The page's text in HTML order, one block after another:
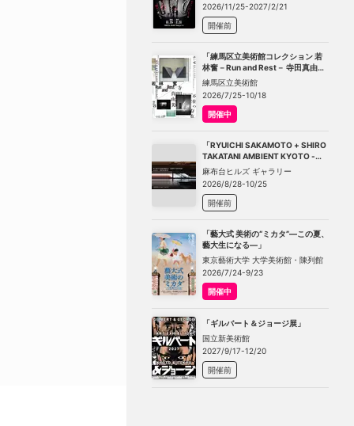
2026/11/25-2027/2/21
開催前
「練馬区立美術館コレクション 若
林奮－Run and Rest－ 寺田真由美
－不在の存在－」
練馬区立美術館
2026/7/25-10/18
開催中
「RYUICHI SAKAMOTO + SHIRO
TAKATANI AMBIENT KYOTO -
TOKYO」
麻布台ヒルズ ギャラリー
2026/8/28-10/25
開催前
「藝大式 美術の“ミカタ”―この夏、
藝大生になる―」
東京藝術大学 大学美術館・陳列館
2026/7/24-9/23
開催中
「ギルバート＆ジョージ展」
国立新美術館
2027/9/17-12/20
開催前